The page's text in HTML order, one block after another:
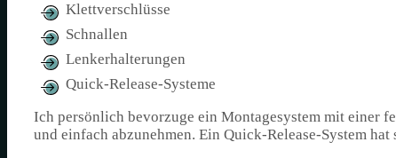
Klettverschlüsse
Schnallen
Lenkerhalterungen
Quick-Release-Systeme
Ich persönlich bevorzuge ein Montagesystem mit einer
und einfach abzunehmen. Ein Quick-Release-System